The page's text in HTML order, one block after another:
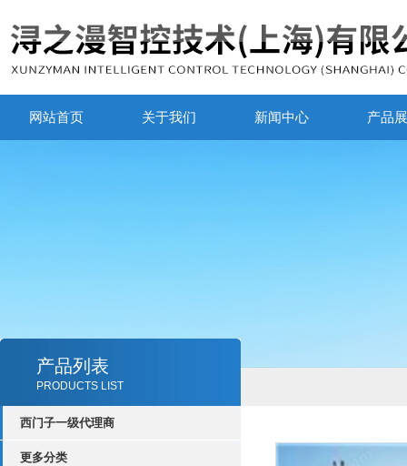
网站首页 关于我们 新闻中心 产品
产品列表
PRODUCTS LIST
西门子一级代理商
更多分类